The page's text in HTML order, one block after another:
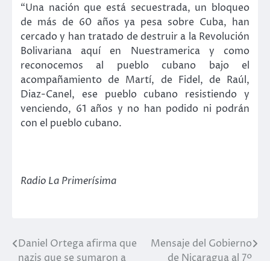
“Una nación que está secuestrada, un bloqueo
de más de 60 años ya pesa sobre Cuba, han
cercado y han tratado de destruir a la Revolución
Bolivariana aquí en Nuestramerica y como
reconocemos al pueblo cubano bajo el
acompañamiento de Martí, de Fidel, de Raúl,
Diaz-Canel, ese pueblo cubano resistiendo y
venciendo, 61 años y no han podido ni podrán
con el pueblo cubano.
Radio La Primerísima
Navegación
Daniel Ortega afirma que
nazis que se sumaron a
Mensaje del Gobierno
de Nicaragua al 7º